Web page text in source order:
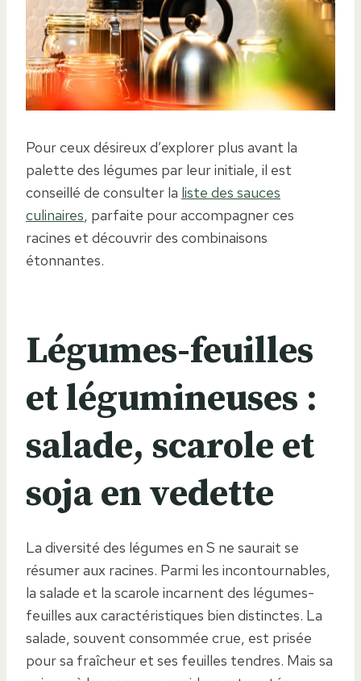
Pour ceux désireux d’explorer plus avant la
palette des légumes par leur initiale, il est
conseillé de consulter la liste des sauces
culinaires, parfaite pour accompagner ces
racines et découvrir des combinaisons
étonnantes.
Légumes-feuilles
et légumineuses :
salade, scarole et
soja en vedette
La diversité des légumes en S ne saurait se
résumer aux racines. Parmi les incontournables,
la salade et la scarole incarnent des légumes-
feuilles aux caractéristiques bien distinctes. La
salade, souvent consommée crue, est prisée
pour sa fraîcheur et ses feuilles tendres. Mais sa